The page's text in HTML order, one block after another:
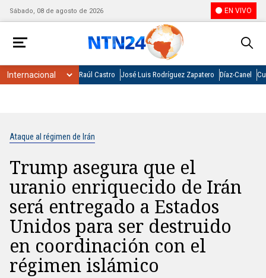
Sábado, 08 de agosto de 2026 EN VIVO
Raúl Castro José Luis Rodríguez Zapatero Díaz-Canel
Ataque al régimen de Irán
Trump asegura que el
uranio enriquecido de Irán
será entregado a Estados
Unidos para ser destruido
en coordinación con el
régimen islámico